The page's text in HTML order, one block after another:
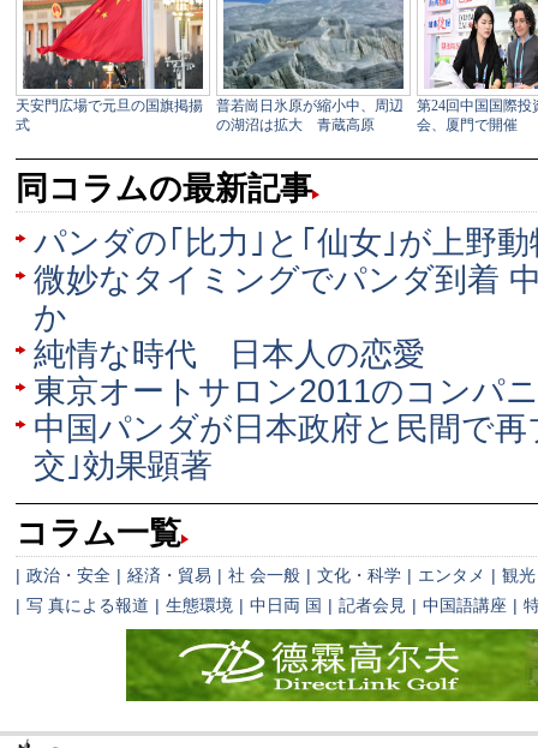
同コラムの最新記事
パンダの｢比力｣と｢仙女｣が上野
微妙なタイミングでパンダ到着
か
純情な時代 日本人の恋愛
東京オートサロン2011のコンパ
中国パンダが日本政府と民間で
交｣効果顕著
コラム一覧
| 政治・安全 | 経済・貿易 | 社 会一般 | 文化・科学 | エンタメ | 観光
| 写 真による報道 | 生態環境 | 中日両 国 | 記者会見 | 中国語講座 |